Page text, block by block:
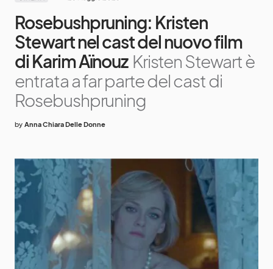
Rosebushpruning: Kristen
Stewart nel cast del nuovo film
di Karim Aïnouz Kristen Stewart è
entrata a far parte del cast di
Rosebushpruning
by Anna Chiara Delle Donne